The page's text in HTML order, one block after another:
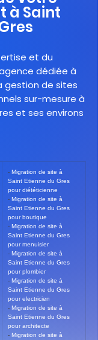
à Saint
et du
dédiée à
gestion de sites
sur-mesure à
et ses environs
- Migration de site à
Saint Etienne du Gres
pour diététicienne
- Migration de site à
Saint Etienne du Gres
pour boutique
- Migration de site à
Saint Etienne du Gres
pour menuisier
- Migration de site à
Saint Etienne du Gres
pour plombier
- Migration de site à
Saint Etienne du Gres
pour electricien
- Migration de site à
Saint Etienne du Gres
pour architecte
- Migration de site à